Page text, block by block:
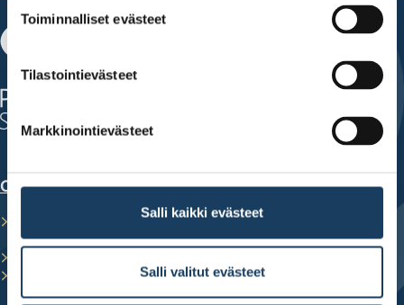
Toiminnalliset evästeet
Tilastointievästeet
Markkinointievästeet
Salli kaikki evästeet
Salli valitut evästeet
Fabianinkatu 14
puh. 010 820 7500
Opi sijoittamaan
Opiskele säästäjästä
sijoittajaksi
Sijoituskoulutus nuorille
Maksuttomat sijoittajan
oppaat
Kehity sijoittajana
Korkoa korolle -laskuri
Tee oma
Työkalu yhtiöiden
vertailuun